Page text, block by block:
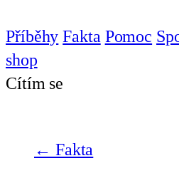
Příběhy Fakta Pomoc
shop
Cítím se
← Fakta